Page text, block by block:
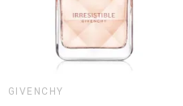
GIVENCHY